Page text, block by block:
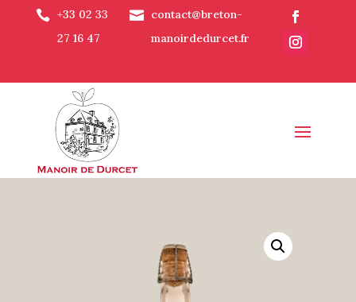
 +33 02 33
27 16 47
 contact@breton-
manoirdedurcet.fr